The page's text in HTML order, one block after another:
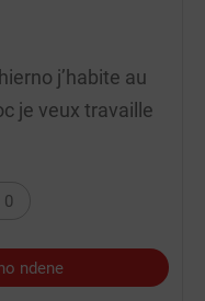
j’habite au
je veux travaille
0
ndene